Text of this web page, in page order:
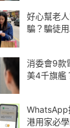
好心幫老
騙？騙徒
消委會9款
美4千旗艦
WhatsApp
港用家必